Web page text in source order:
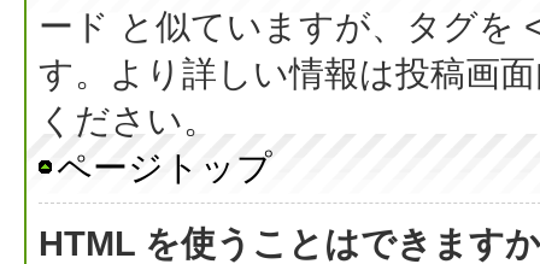
ード と似ていますが、タグを
す。より詳しい情報は投稿画
ください。
ページトップ
HTML を使うことはできます